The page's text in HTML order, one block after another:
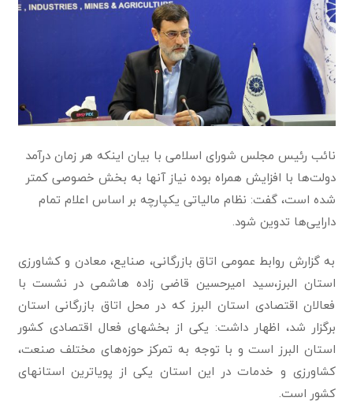
نائب رئیس مجلس شورای اسلامی با بیان اینکه هر زمان درآمد
دولت‌ها با افزایش همراه بوده نیاز آنها به بخش خصوصی کمتر
شده است، گفت: نظام مالیاتی یکپارچه بر اساس اعلام تمام
دارایی‌ها تدوین شود.
به گزارش روابط عمومی اتاق بازرگانی، صنایع، معادن و کشاورزی
استان البرز،سید امیرحسین قاضی زاده هاشمی در نشست با
فعالان اقتصادی استان البرز که در محل اتاق بازرگانی استان
برگزار شد، اظهار داشت: یکی از بخشهای فعال اقتصادی کشور
استان البرز است و با توجه به تمرکز حوزه‌های مختلف صنعت،
کشاورزی و خدمات در این استان یکی از پویاترین استانهای
کشور است.